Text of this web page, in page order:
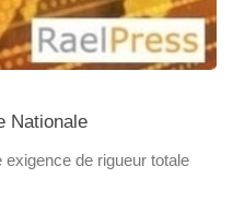
Nationale
de rigueur totale